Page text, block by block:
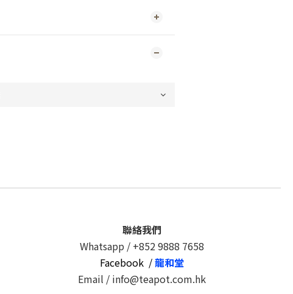
聯絡我們
Whatsapp / +852 9888 7658
Facebook /龍和堂
Email / info@teapot.com.hk